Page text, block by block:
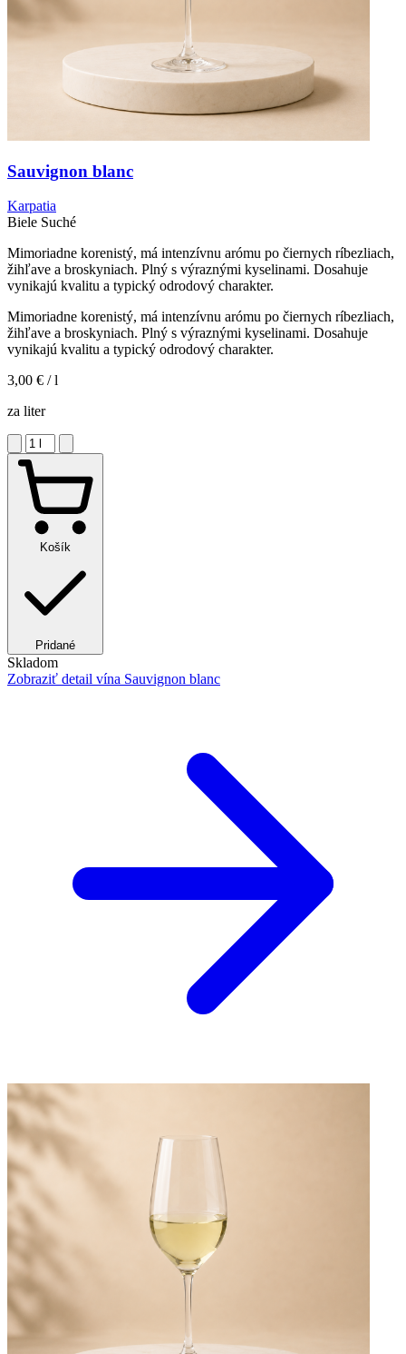
Sauvignon blanc
Karpatia
Biele Suché
Mimoriadne korenistý, má intenzívnu arómu po čiernych ríbezliach,
žihľave a broskyniach. Plný s výraznými kyselinami. Dosahuje
vynikajú kvalitu a typický odrodový charakter.
Mimoriadne korenistý, má intenzívnu arómu po čiernych ríbezliach,
žihľave a broskyniach. Plný s výraznými kyselinami. Dosahuje
vynikajú kvalitu a typický odrodový charakter.
3,00 € / l
za liter
Košík
Pridané
Skladom
Zobraziť detail vína Sauvignon blanc